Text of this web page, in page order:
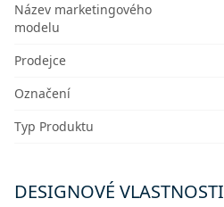
Název marketingového
modelu
Prodejce
Označení
Typ Produktu
DESIGNOVÉ VLASTNOSTI